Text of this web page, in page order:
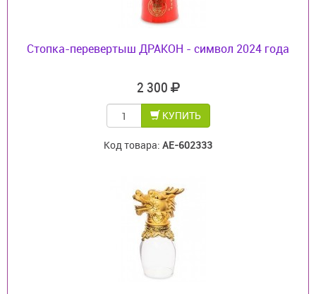
Стопка-перевертыш ДРАКОН - символ 2024 года
2 300
КУПИТЬ
Код товара: AE-602333